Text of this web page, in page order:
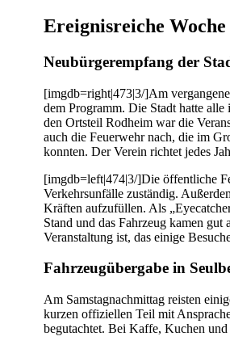
Ereignisreiche
Neubürgerempfang der
[imgdb=right|473|3/]Am
dem Programm. Die Stadt hatte
den Ortsteil Rodheim war die
auch die Feuerwehr nach, die im
konnten. Der Verein richtet jedes
[imgdb=left|474|3/]Die öffentliche
Verkehrsunfälle zuständig.
Kräften aufzufüllen. Als
Stand und das Fahrzeug kamen
Veranstaltung ist, das einige
Fahrzeugübergabe in
Am Samstagnachmittag reisten
kurzen offiziellen Teil mit
begutachtet. Bei Kaffe, Kuchen